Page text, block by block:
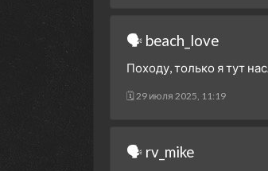
🗣 beach_love
Походу, только я тут
🗓 29 июля 2025, 11:19
🗣 rv_mike